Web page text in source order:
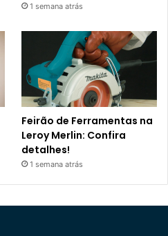
1 semana atrás
Feirão de Ferramentas na
Leroy Merlin: Confira
detalhes!
1 semana atrás